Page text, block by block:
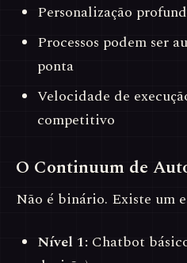
Personalização
Processos podem ser
ponta
Velocidade de
competitivo
O Continuum de
Não é binário. Existe um
Nível 1: Chatbot